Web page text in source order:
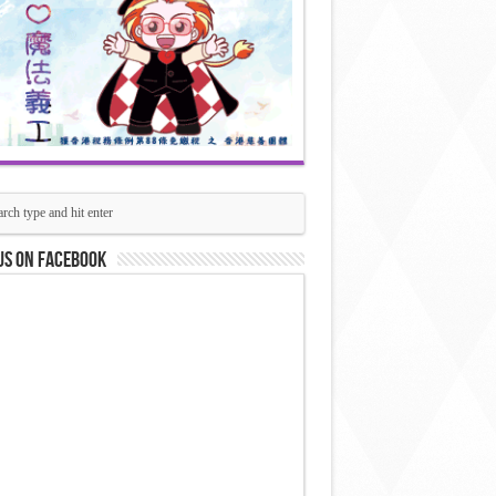
on Facebook